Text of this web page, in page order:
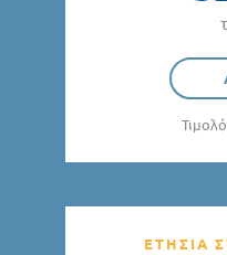
ΕΤΗΣΙΑ